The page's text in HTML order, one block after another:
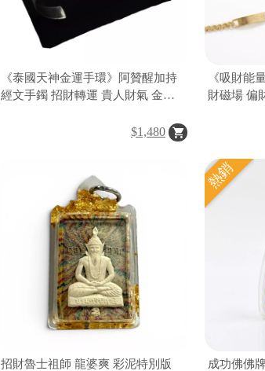
《泰國天神金運手環》阿贊醒加持
經文手鐲 招財轉運 貴人財氣 金運
$1,480
《吸財能
財磁場 偏
招財魯士祖師 龍婆爽 彩泥特別版
熱銷
成功佛佛